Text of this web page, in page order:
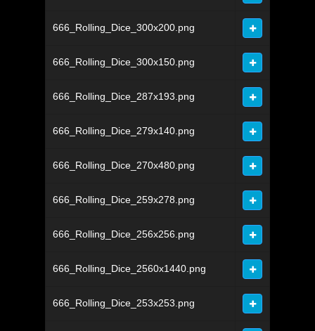
666_Rolling_Dice_300x200.png
666_Rolling_Dice_300x150.png
666_Rolling_Dice_287x193.png
666_Rolling_Dice_279x140.png
666_Rolling_Dice_270x480.png
666_Rolling_Dice_259x278.png
666_Rolling_Dice_256x256.png
666_Rolling_Dice_2560x1440.png
666_Rolling_Dice_253x253.png